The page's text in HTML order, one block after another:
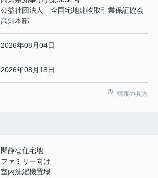
公益社団法人 全国宅地建物取引業保証協会
高知本部
2026年08月04日
2026年08月18日
情報の見方
閑静な住宅地
ファミリー向け
室内洗濯機置場